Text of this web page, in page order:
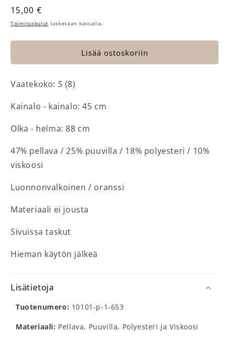
Normaalihinta
15,00 €
Toimituskulut lasketaan kassalla.
Lisää ostoskoriin
Vaatekoko: S (8)
Kainalo - kainalo: 45 cm
Olka - helma: 88 cm
47% pellava / 25% puuvilla / 18% polyesteri / 10%
viskoosi
Luonnonvalkoinen / oranssi
Materiaali ei jousta
Sivuissa taskut
Hieman käytön jälkeä
Lisätietoja
Tuotenumero: 10101-p-1-653
Materiaali: Pellava, Puuvilla, Polyesteri ja Viskoosi